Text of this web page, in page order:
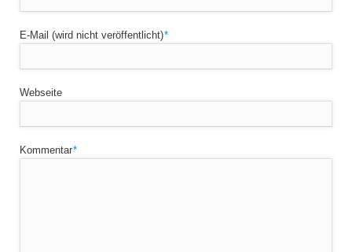
Pflichtfeld
E-Mail (wird nicht veröffentlicht)*
Webseite
Pflichtfeld
Kommentar*